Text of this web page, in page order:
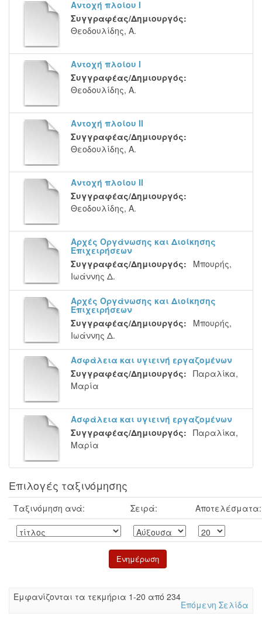
Αντοχή πλοίου Ι
Συγγραφέας/Δημιουργός:
Θεοδουλίδης, Α.
Αντοχή πλοίου Ι
Συγγραφέας/Δημιουργός:
Θεοδουλίδης, Α.
Αντοχή πλοίου ΙΙ
Συγγραφέας/Δημιουργός:
Θεοδουλίδης, Α.
Αντοχή πλοίου ΙΙ
Συγγραφέας/Δημιουργός:
Θεοδουλίδης, Α.
Αρχές Οργάνωσης και Διοίκησης
Επιχειρήσεων
Συγγραφέας/Δημιουργός:
Μπουρής,
Ιωάννης Δ.
Αρχές Οργάνωσης και Διοίκησης
Επιχειρήσεων
Συγγραφέας/Δημιουργός:
Μπουρής,
Ιωάννης Δ.
Ασφάλεια και υγιεινή εργαζομένων
Συγγραφέας/Δημιουργός: Παραλίκα,
Μαρία
Ασφάλεια και υγιεινή εργαζομένων
Συγγραφέας/Δημιουργός: Παραλίκα,
Μαρία
Επιλογές ταξινόμησης
Ταξινόμηση ανά: Σειρά: Αποτελέσματα:
Eμφανίζονται τα τεκμήρια 1-20 από 234
Επόμενη Σελίδα